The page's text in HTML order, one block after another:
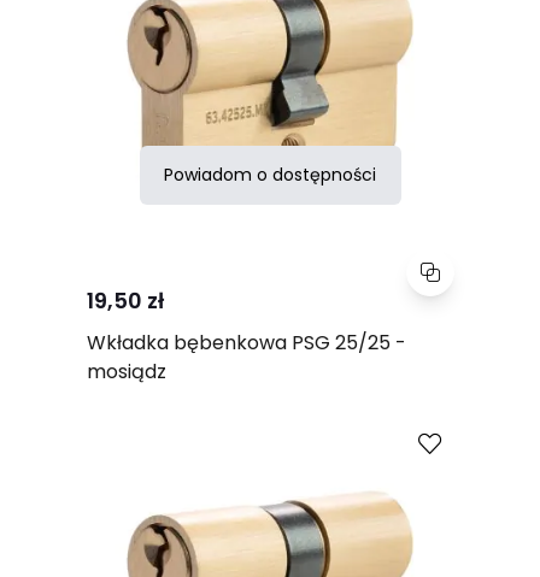
Powiadom o dostępności
19,50 zł
Wkładka bębenkowa PSG 25/25 -
mosiądz